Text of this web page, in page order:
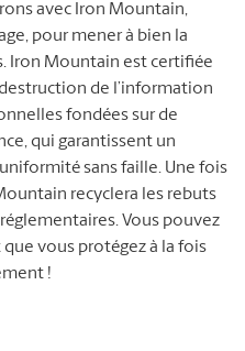
avec Iron Mountain,
pour mener à bien la
Iron Mountain est certifiée
de l’information
fondées sur de
qui garantissent un
sans faille. Une fois
recyclera les rebuts
Vous pouvez
vous protégez à la fois
!